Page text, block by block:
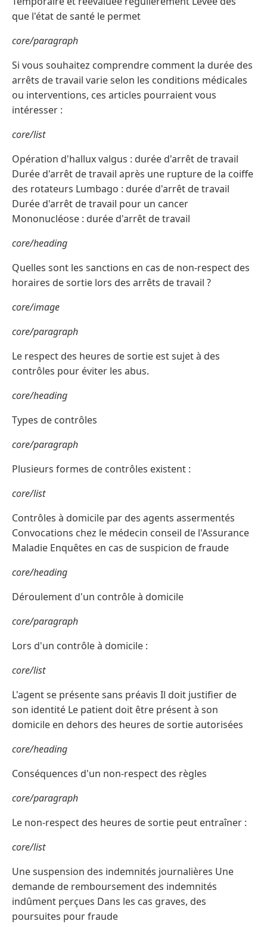
que l'état de santé le permet
core/paragraph
Si vous souhaitez comprendre comment la durée des
arrêts de travail varie selon les conditions médicales
ou interventions, ces articles pourraient vous
intéresser :
core/list
Opération d'hallux valgus : durée d'arrêt de travail
Durée d'arrêt de travail après une rupture de la coiffe
des rotateurs Lumbago : durée d'arrêt de travail
Durée d'arrêt de travail pour un cancer
Mononucléose : durée d'arrêt de travail
core/heading
Quelles sont les sanctions en cas de non-respect des
horaires de sortie lors des arrêts de travail ?
core/image
core/paragraph
Le respect des heures de sortie est sujet à des
contrôles pour éviter les abus.
core/heading
Types de contrôles
core/paragraph
Plusieurs formes de contrôles existent :
core/list
Contrôles à domicile par des agents assermentés
Convocations chez le médecin conseil de l'Assurance
Maladie Enquêtes en cas de suspicion de fraude
core/heading
Déroulement d'un contrôle à domicile
core/paragraph
Lors d'un contrôle à domicile :
core/list
L'agent se présente sans préavis Il doit justifier de
son identité Le patient doit être présent à son
domicile en dehors des heures de sortie autorisées
core/heading
Conséquences d'un non-respect des règles
core/paragraph
Le non-respect des heures de sortie peut entraîner :
core/list
Une suspension des indemnités journalières Une
demande de remboursement des indemnités
indûment perçues Dans les cas graves, des
poursuites pour fraude